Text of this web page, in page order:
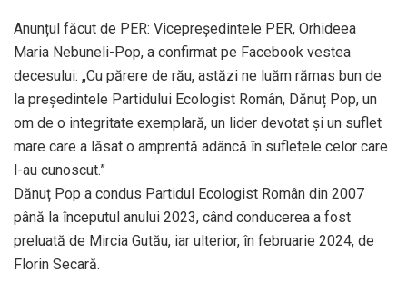
Anunțul făcut de PER: Vicepreședintele PER, Orhideea
Maria Nebuneli-Pop, a confirmat pe Facebook vestea
decesului: „Cu părere de rău, astăzi ne luăm rămas bun de
la președintele Partidului Ecologist Român, Dănuț Pop, un
om de o integritate exemplară, un lider devotat și un suflet
mare care a lăsat o amprentă adâncă în sufletele celor care
l-au cunoscut.”
Dănuț Pop a condus Partidul Ecologist Român din 2007
până la începutul anului 2023, când conducerea a fost
preluată de Mircia Gutău, iar ulterior, în februarie 2024, de
Florin Secară.